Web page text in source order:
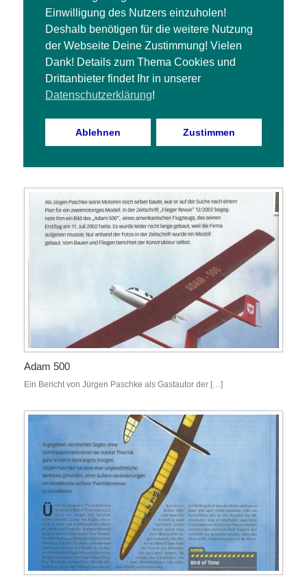
Grade Eindecker „Siegerehrung“
Adam 500
Ein Bericht von Jürgen Paschke als Gastautor der […]
Einwilligung des Nutzers einzuholen!
Deshalb benötigen für die weitere Nutzung
der Webseite Deine Zustimmung! Vielen
Dank! Details zum Thema Cookies und
Drittanbieter findet Ihr in unserer
Datenschutzerklärung!
Ablehnen Zustimmen